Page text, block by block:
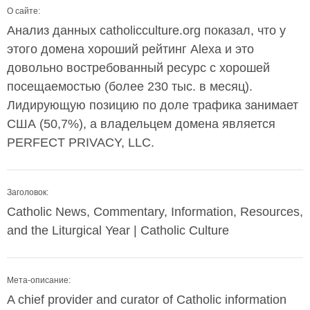
О сайте:
Анализ данных catholicculture.org показал, что у
этого домена хороший рейтинг Alexa и это
довольно востребованный ресурс с хорошей
посещаемостью (более 230 тыс. в месяц).
Лидирующую позицию по доле трафика занимает
США (50,7%), а владельцем домена является
PERFECT PRIVACY, LLC.
Заголовок:
Catholic News, Commentary, Information, Resources,
and the Liturgical Year | Catholic Culture
Мета-описание:
A chief provider and curator of Catholic information